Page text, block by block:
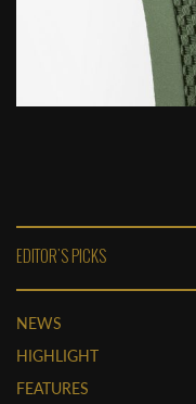
EDITOR'S PICKS
NEWS
HIGHLIGHT
FEATURES